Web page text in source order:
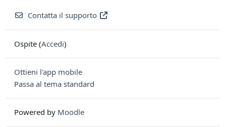
Contatta il supporto
Ospite (Accedi)
Ottieni l'app mobile
Passa al tema standard
Powered by Moodle